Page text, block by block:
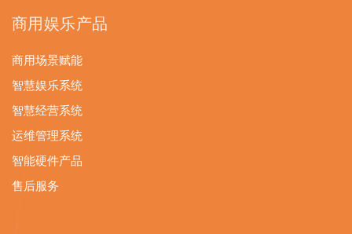
商用娱乐产品
商用场景赋能
智慧娱乐系统
智慧经营系统
运维管理系统
智能硬件产品
售后服务